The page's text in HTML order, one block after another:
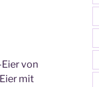
von
mit